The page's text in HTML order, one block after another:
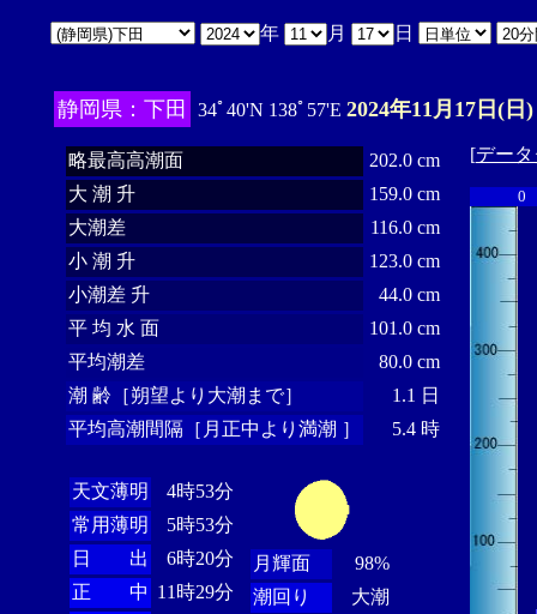
年 月 日
静岡県：下田 34ﾟ40'N 138ﾟ57'E 2024年11月17日(日)
略最高高潮面
202.0 cm
大 潮 升
159.0 cm
大潮差
116.0 cm
小 潮 升
123.0 cm
小潮差 升
44.0 cm
平 均 水 面
101.0 cm
平均潮差
80.0 cm
潮 齢［朔望より大潮まで］
1.1 日
平均高潮間隔［月正中より満潮 ］
5.4 時
天文薄明
4時53分
常用薄明
5時53分
日 出
6時20分
正 中 11時29分
月輝面
98%
潮回り
大潮
[デー
0